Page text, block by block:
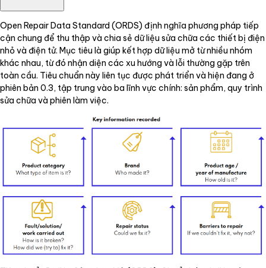
Open Repair Data Standard (ORDS) định nghĩa phương pháp tiếp
cận chung để thu thập và chia sẻ dữ liệu sửa chữa các thiết bị điện
nhỏ và điện tử. Mục tiêu là giúp kết hợp dữ liệu mở từ nhiều nhóm
khác nhau, từ đó nhận diện các xu hướng và lỗi thường gặp trên
toàn cầu. Tiêu chuẩn này liên tục được phát triển và hiện đang ở
phiên bản 0.3, tập trung vào ba lĩnh vực chính: sản phẩm, quy trình
sửa chữa và phiên làm việc.